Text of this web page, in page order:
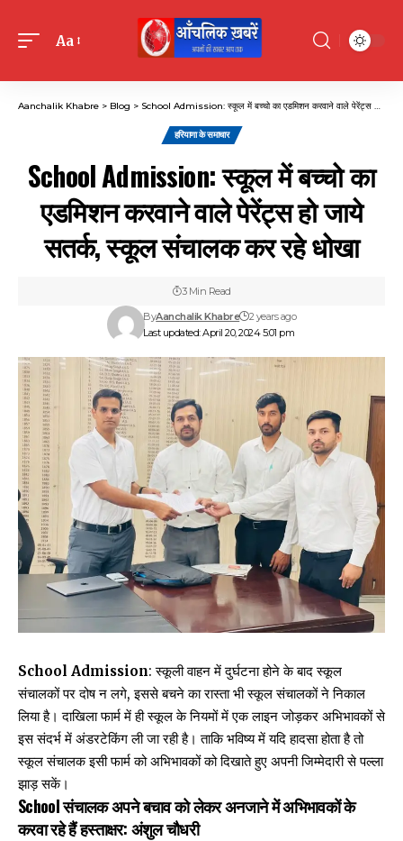
Font
Aa
Aanchalik Khabre > Blog > School Admission: स्कूल में बच्चो का एडमिशन करवाने वाले पेरेंट्स हो जाये सतर्क, स्कूल संचालक कर रहे धोखा
हरियाणा के समाचार
School Admission: स्कूल में बच्चो का
एडमिशन करवाने वाले पेरेंट्स हो जाये
सतर्क, स्कूल संचालक कर रहे धोखा
Last updated: April 20, 2024 5:01 pm
ByAanchalik Khabre 2 years ago
3 Min Read
School Admission: स्कूली वाहन में दुर्घटना होने के बाद स्कूल
संचालकों पर दोष न लगे, इससे बचने का रास्ता भी स्कूल संचालकों ने निकाल
लिया है। दाखिला फार्म में ही स्कूल के नियमों में एक लाइन जोड़कर अभिभावकों से
इस संदर्भ में अंडरटेकिंग ली जा रही है। ताकि भविष्य में यदि हादसा होता है तो
स्कूल संचालक इसी फार्म को अभिभावकों को दिखाते हुए अपनी जिम्मेदारी से पल्ला
झाड़ सकें।
Schoolसंचालक अपने बचाव को लेकर अनजाने में अभिभावकों के
करवा रहे हैं हस्ताक्षर: अंशुल चौधरी